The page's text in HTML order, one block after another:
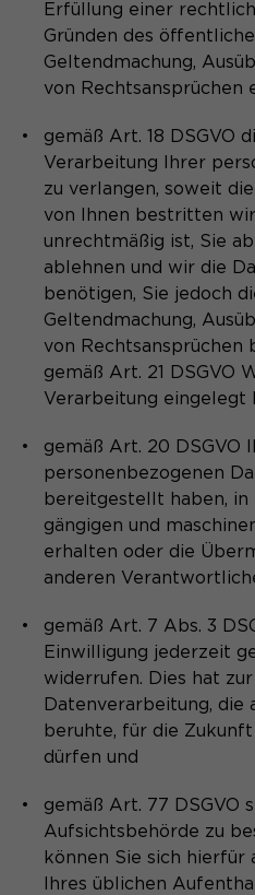
Erfüllung einer
Gründen des
Geltendmachung,
von Rechtsansprüchen
gemäß Art. 18 DSGVO
Verarbeitung Ihrer
zu verlangen, soweit
von Ihnen bestritten
unrechtmäßig ist, Sie
ablehnen und wir die
benötigen, Sie jedoch
Geltendmachung,
von Rechtsansprüchen
gemäß Art. 21 DSGVO
Verarbeitung eingelegt
gemäß Art. 20 DSGVO
personenbezogenen
bereitgestellt haben,
gängigen und
erhalten oder die
anderen
gemäß Art. 7 Abs. 3
Einwilligung jederzeit
widerrufen. Dies hat
Datenverarbeitung, die
beruhte, für die
dürfen und
gemäß Art. 77 DSGVO
Aufsichtsbehörde zu
können Sie sich hierfür
Ihres üblichen